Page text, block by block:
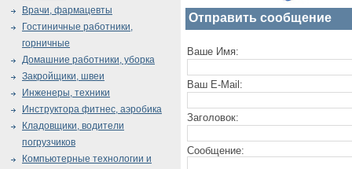
Отправить сообщение
Ваше Имя:
Ваш E-Mail:
Заголовок:
Сообщение:
Врачи, фармацевты
Гостиничные работники,
горничные
Домашние работники, уборка
Закройщики, швеи
Инженеры, техники
Инструктора фитнес, аэробика
Кладовщики, водители
погрузчиков
Компьютерные технологии и